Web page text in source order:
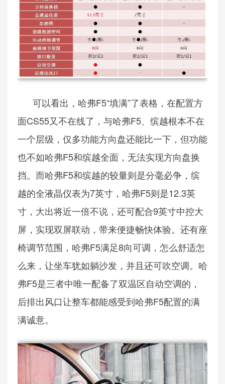
可以看出，哈弗F5“填满”了表格，在配置方
面CS55又不在线了，与哈弗F5、缤越根本不在
一个层级，仅多功能方向盘还能比一下，但功能
也不如哈弗F5和缤越全面，无法实现方向盘换
挡。而哈弗F5和缤越的较量则是分毫必争，缤
越的全液晶仪表为7英寸，哈弗F5则是12.3英
寸，大出将近一倍不说，还可配合9英寸中控大
屏，实现双屏联动，带来便捷畅快体验。还有座
椅调节范围，哈弗F5满足8向可调，怎么舒适怎
么来，让坐车犹如躺沙发，并且还可吹空调。哈
弗F5是三者中唯一配备了双温区自动空调的，
后排出风口让整车都能感受到哈弗F5配置的满
满诚意。